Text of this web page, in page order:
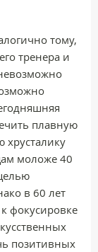
тому,
тренера и
плавную
хрусталику
моложе 40
в 60 лет
фокусировке
позитивных